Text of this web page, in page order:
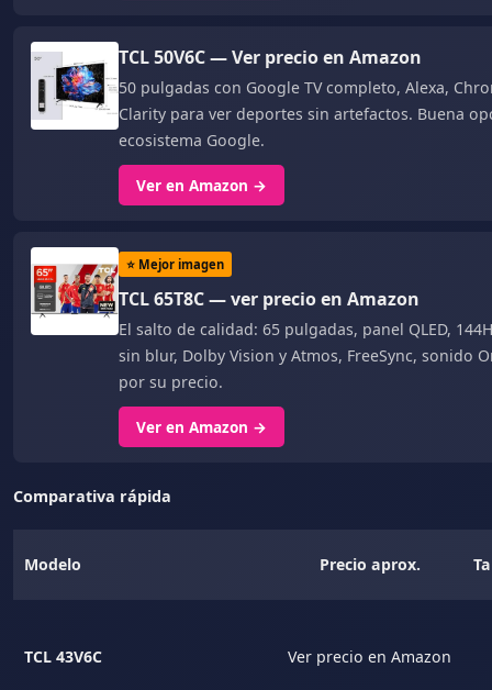
TCL 50V6C — Ver precio en Amazon
50 pulgadas con Google TV completo, Alexa,
Clarity para ver deportes sin artefactos. Buena
ecosistema Google.
Ver en Amazon →
⭐ Mejor imagen
TCL 65T8C — ver precio en Amazon
El salto de calidad: 65 pulgadas, panel QLED,
sin blur, Dolby Vision y Atmos, FreeSync, sonido
por su precio.
Ver en Amazon →
Comparativa rápida
Modelo Precio aprox.
TCL 43V6C Ver precio en Amazon